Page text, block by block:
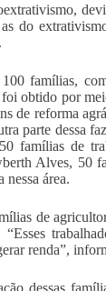
do
famílias,
obtido por
de reforma
parte dessa
famílias de
Alves, 50
nessa área.
de
renda”,
dessas